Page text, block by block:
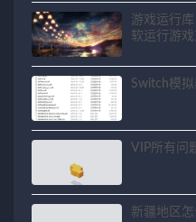
游戏运行
软运行游戏
Switch模
VIP所有问
新疆地区